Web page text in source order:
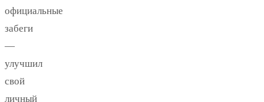
официальные
забеги
—
улучшил
свой
личный